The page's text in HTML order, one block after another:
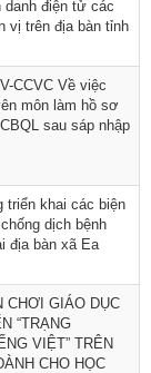
danh điện tử các
vị trên địa bàn tỉnh
CCVC Về việc
môn làm hồ sơ
sau sáp nhập
triển khai các biện
dịch bệnh
địa bàn xã Ea
CHƠI GIÁO DỤC
“TRẠNG
VIỆT” TRÊN
CHO HỌC